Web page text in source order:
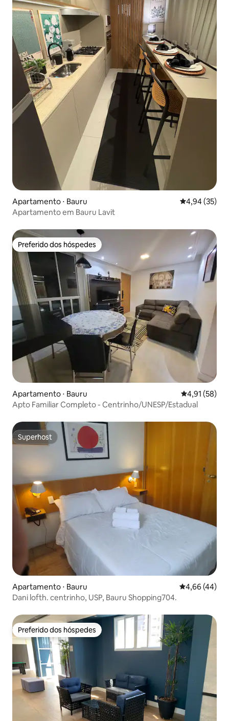
Apartamento ⋅ Bauru 4,94 de uma
4,94 (35)
Apartamento em Bauru Lavit
Preferido dos hóspedes
Preferido dos hóspedes
Apartamento ⋅ Bauru 4,91 de uma
4,91 (58)
Apto Familiar Completo - Centrinho/UNESP/Estadual
Superhost
Superhost
Apartamento ⋅ Bauru 4,66 de uma
4,66 (44)
Dani lofth. centrinho, USP, Bauru Shopping704.
Preferido dos hóspedes
Preferido dos hóspedes